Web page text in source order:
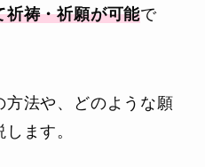
祈祷・祈願が可能で
方法や、どのような願
ます。